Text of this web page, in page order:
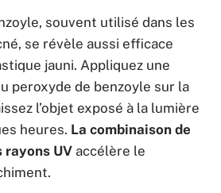
souvent utilisé dans les
se révèle aussi efficace
jauni. Appliquez une
peroxyde de benzoyle sur la
l’objet exposé à la lumière
heures. La combinaison de
rayons UV accélère le